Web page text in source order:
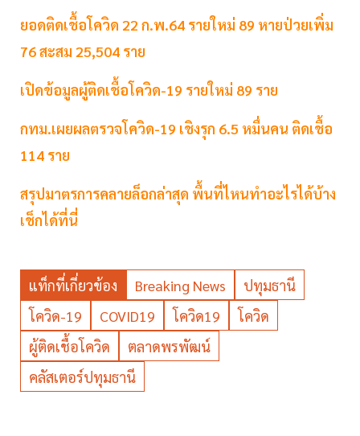
ยอดติดเชื้อโควิด 22 ก.พ.64 รายใหม่ 89 หายป่วยเพิ่ม
76 สะสม 25,504 ราย
เปิดข้อมูลผู้ติดเชื้อโควิด-19 รายใหม่ 89 ราย
กทม.เผยผลตรวจโควิด-19 เชิงรุก 6.5 หมื่นคน ติดเชื้อ
114 ราย
สรุปมาตรการคลายล็อกล่าสุด พื้นที่ไหนทำอะไรได้บ้าง
เช็กได้ที่นี่
แท็กที่เกี่ยวข้อง Breaking News
ปทุมธานี
โควิด-19
COVID19 โควิด19
โควิด
ผู้ติดเชื้อโควิด
ตลาดพรพัฒน์
คลัสเตอร์ปทุมธานี